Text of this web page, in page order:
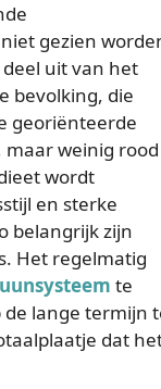
gezien
uit van het
bevolking, die
georiënteerde
maar weinig rood
wordt
en sterke
belangrijk zijn
Het regelmatig
te
lange termijn
dat